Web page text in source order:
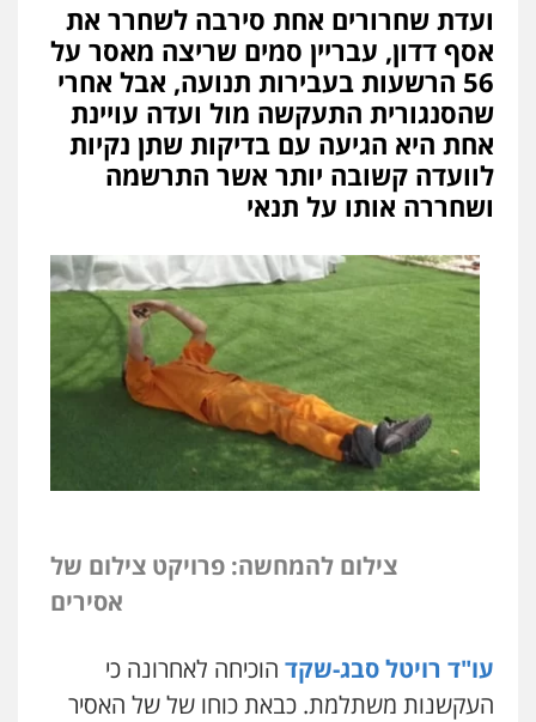
ועדת שחרורים אחת סירבה לשחרר את
אסף דדון, עבריין סמים שריצה מאסר על
56 הרשעות בעבירות תנועה, אבל אחרי
שהסנגורית התעקשה מול ועדה עויינת
אחת היא הגיעה עם בדיקות שתן נקיות
לוועדה קשובה יותר אשר התרשמה
ושחררה אותו על תנאי
צילום להמחשה: פרויקט צילום של
אסירים
עו"ד רויטל סבג-שקד הוכיחה לאחרונה כי
העקשנות משתלמת. כבאת כוחו של של האסיר